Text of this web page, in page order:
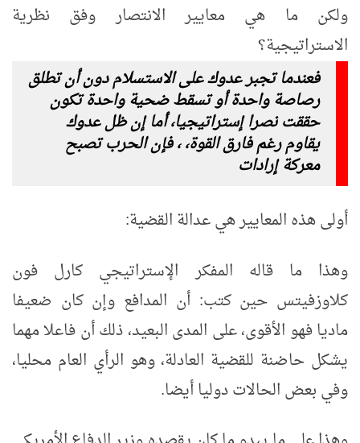
ولكن ما هي معايير الانتصار وفق نظرية
الاستراتيجية؟
فعندما تجبر عدوك على الاستسلام دون أن تطلق
رصاصة واحدة أو تسقط ضحية واحدة تكون
حققت نصرا إستراتيجيا، أما إن ظل عدوك
يقاوم رغم فارق القوة، ، فإن الحرب تصبح
معركة إرادات
أولى هذه المعايير هي عدالة القضية:
وهذا ما قاله المفكر الإستراتيجي كارل فون
كلاوزفيتس حين كتب: أن المدافع وإن كان ضعيفا
ماديا فهو الأقوى، على المدى البعيد، ذلك أن فاعلا مهما
يشكل حاضنة للقضية العادلة، وهو الرأي العام محليا،
وفي بعض الحالات دوليا أيضا.